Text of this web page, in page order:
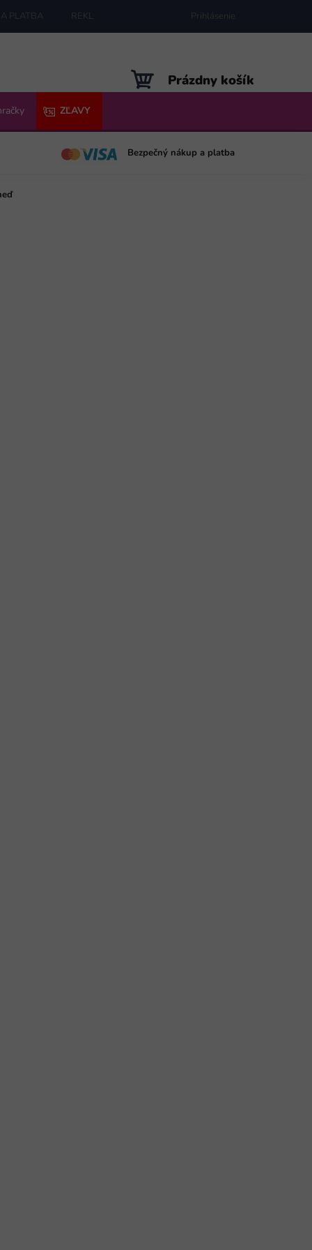
PLATBA REKLAMÁCIE MAPA SERVERU
Prihlásenie
NÁKUPNÝ
KOŠÍK
Prázdny košík
ZĽAVY
Bezpečný nákup a platba